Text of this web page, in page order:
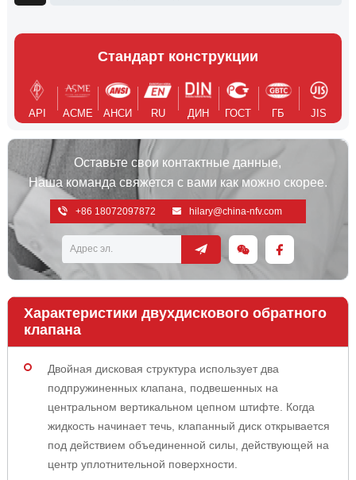
Стандарт конструкции
API АСМЕ АНСИ RU ДИН ГОСТ ГБ JIS
Оставьте свои контактные данные,
Наша команда свяжется с вами как можно скорее.
+86 18072097872 hilary@china-nfv.com
Характеристики двухдискового обратного
клапана
Двойная дисковая структура использует два
подпружиненных клапана, подвешенных на
центральном вертикальном цепном штифте. Когда
жидкость начинает течь, клапанный диск открывается
под действием объединенной силы, действующей на
центр уплотнительной поверхности.